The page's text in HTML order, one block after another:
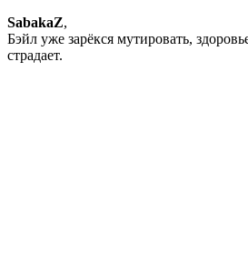
SabakaZ,
Бэйл уже зарёкся мутировать,
страдает.